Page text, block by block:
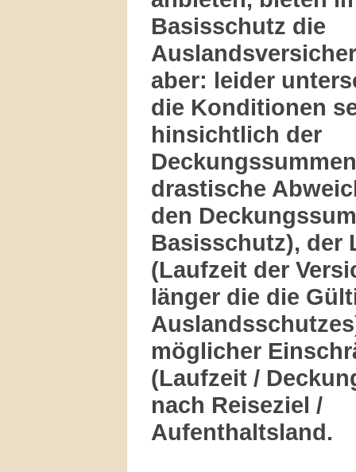
Basisschutz die
aber: leider
die Konditionen
hinsichtlich der
drastische
den
Basisschutz), der
(Laufzeit der
länger die die
möglicher
(Laufzeit /
nach Reiseziel /
Aufenthaltsland.